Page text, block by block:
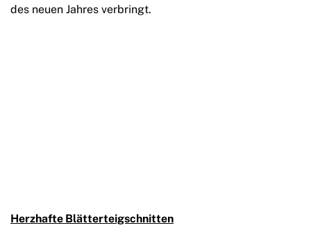
des neuen Jahres verbringt.
Herzhafte Blätterteigschnitten